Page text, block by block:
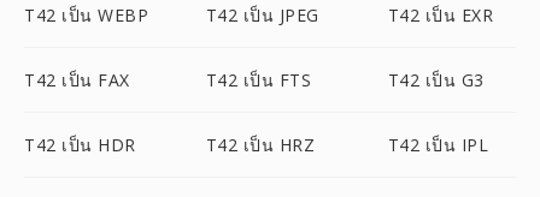
T42 เป็น WEBP T42 เป็น JPEG T42 เป็น EXR
T42 เป็น FAX T42 เป็น FTS T42 เป็น G3
T42 เป็น HDR T42 เป็น HRZ T42 เป็น IPL